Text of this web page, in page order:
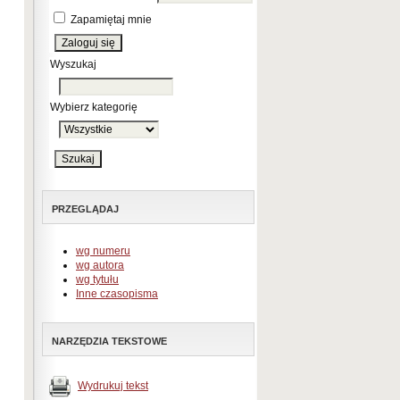
Zapamiętaj mnie
Wyszukaj
Wybierz kategorię
PRZEGLĄDAJ
wg numeru
wg autora
wg tytułu
Inne czasopisma
NARZĘDZIA TEKSTOWE
Wydrukuj tekst